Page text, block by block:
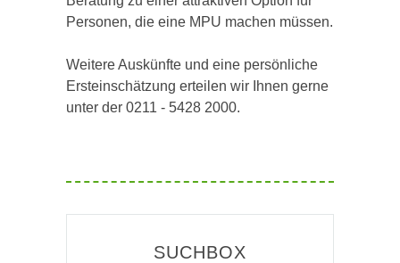
Personen, die eine MPU machen müssen.
Weitere Auskünfte und eine persönliche
Ersteinschätzung erteilen wir Ihnen gerne
unter der 0211 - 5428 2000.
SUCHBOX